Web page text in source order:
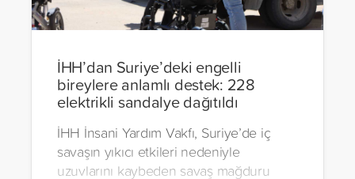
İHH’dan Suriye’deki engelli
bireylere anlamlı destek: 228
elektrikli sandalye dağıtıldı
İHH İnsani Yardım Vakfı, Suriye’de iç
savaşın yıkıcı etkileri nedeniyle
uzuvlarını kaybeden savaş mağduru